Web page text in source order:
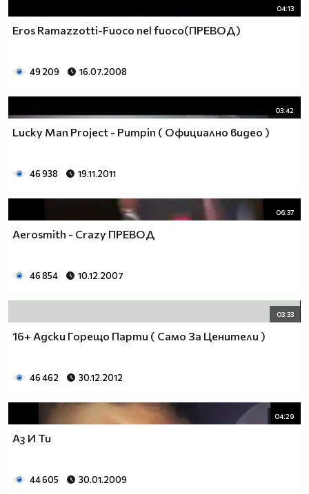
04:13
Eros Ramazzotti-Fuoco nel fuoco(ПРЕВОД)
49 209 16.07.2008
03:42
Lucky Man Project - Pumpin ( Официално видео )
46 938 19.11.2011
06:37
Aerosmith - Crazy ПРЕВОД
46 854 10.12.2007
03:33
16+ Адски Горещо Парти ( Само За Ценители )
46 462 30.12.2012
04:29
Аз И Ти
44 605 30.01.2009